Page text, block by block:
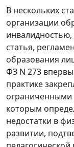
В нескольких
организации
статья,
образования
ФЗ N 273
практике
которым
недостатки в
развитии,